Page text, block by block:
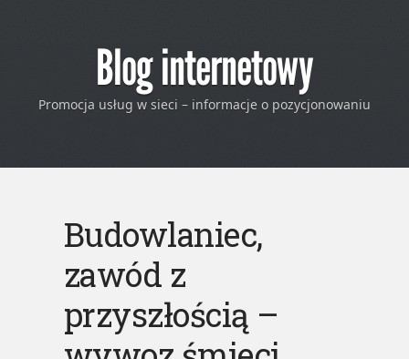
Blog internetowy
Promocja usług w sieci – informacje o pozycjonowaniu
Budowlaniec,
zawód z
przyszłością –